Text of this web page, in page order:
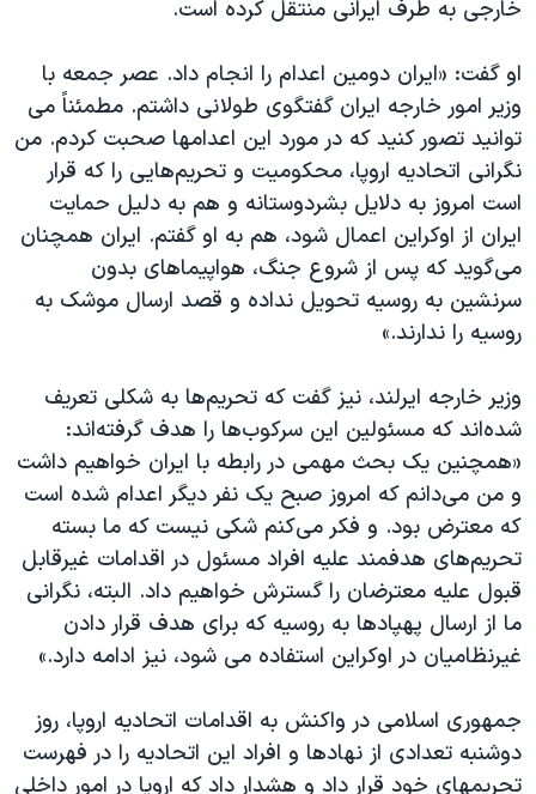
خارجی به طرف ایرانی منتقل کرده است.
او گفت: «ایران‌ دومین اعدام را انجام داد. عصر جمعه با
وزیر امور خارجه ایران گفتگوی طولانی داشتم. مطمئناً می
توانید تصور کنید که در مورد این اعدامها صحبت کردم. من
نگرانی اتحادیه اروپا، محکومیت و تحریم‌هایی را که قرار
است امروز به دلایل بشردوستانه و هم به دلیل حمایت
ایران از اوکراین اعمال شود، هم به او گفتم. ایران همچنان
می‌گوید که پس از شروع جنگ، هواپیماهای بدون
سرنشین به روسیه تحویل نداده و قصد ارسال موشک به
روسیه را ندارند.»
وزیر خارجه ایرلند، نیز گفت که تحریم‌ها به شکلی تعریف
شده‌اند که مسئولین این سرکوب‌ها را هدف گرفته‌اند:
«همچنین یک بحث مهمی در رابطه با ایران خواهیم داشت
و من می‌دانم که امروز صبح یک نفر دیگر اعدام شده است
که معترض بود. و فکر می‌کنم شکی نیست که ما بسته
تحریم‌های هدفمند علیه افراد مسئول در اقدامات غیرقابل
قبول علیه معترضان را گسترش خواهیم داد. البته، نگرانی
ما از ارسال پهپادها به روسیه که برای هدف قرار دادن
غیرنظامیان در اوکراین استفاده می شود، نیز ادامه دارد.»
جمهوری اسلامی در واکنش به اقدامات اتحادیه اروپا، روز
دوشنبه تعدادی از نهادها و افراد این اتحادیه را در فهرست
تحریمهای خود قرار داد و هشدار داد که اروپا در امور داخلی